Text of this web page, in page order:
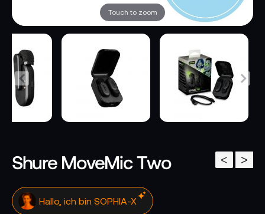
Touch to zoom
>
<
Shure MoveMic Two
Hallo, ich bin SOPHIA-X